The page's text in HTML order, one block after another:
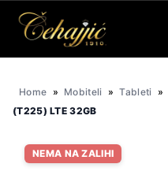
Home » Mobiteli » Tableti »
(T225) LTE 32GB
NEMA NA ZALIHI